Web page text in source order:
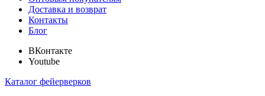
Доставка и возврат
Контакты
Блог
ВКонтакте
Youtube
Каталог фейерверков